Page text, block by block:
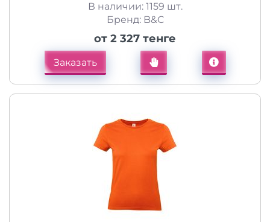
В наличии: 1159 шт.
Бренд: B&C
от 2 327 тенге
Заказать